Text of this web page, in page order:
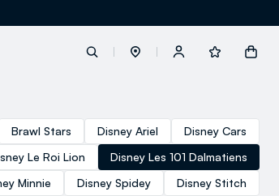
label.account.login
button.loginandregister
Brawl Stars Disney Ariel
Disney Cars
Le Roi Lion
Disney Les 101 Dalmatiens
Minnie Disney Spidey
Disney Stitch